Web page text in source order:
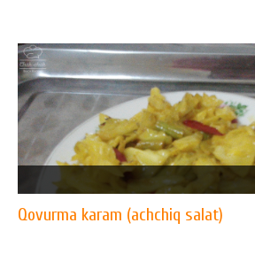
Qovurma karam (achchiq salat)